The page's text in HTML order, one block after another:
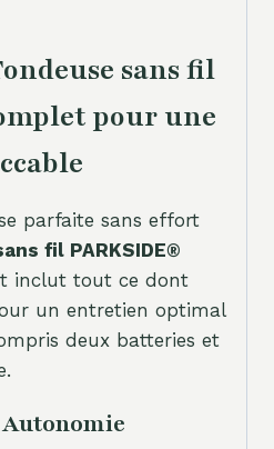
sans fil
pour une
parfaite sans effort
fil PARKSIDE®
inclut tout ce dont
un entretien optimal
deux batteries et